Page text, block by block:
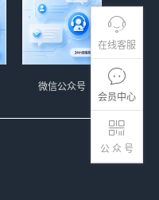
在线客服
会员中心
公 众 号
微信公众号